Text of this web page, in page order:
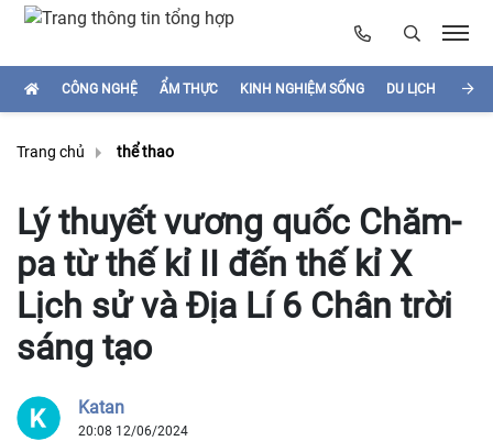
CÔNG NGHỆ ẨM THỰC KINH NGHIỆM SỐNG DU LỊCH
Trang chủ thể thao
Lý thuyết vương quốc Chăm-
pa từ thế kỉ II đến thế kỉ X
Lịch sử và Địa Lí 6 Chân trời
sáng tạo
Katan
20:08 12/06/2024